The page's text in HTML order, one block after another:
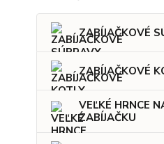
ZABÍJAČKOVÉ
ZABÍJAČKOVÉ
VEĽKÉ HRNCE
ZABÍJAČKU